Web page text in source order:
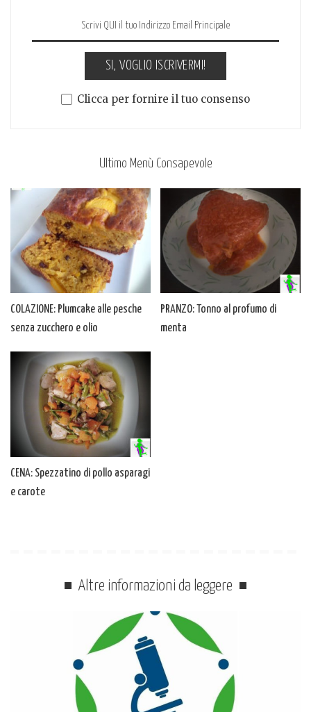
SI, VOGLIO ISCRIVERMI!
Clicca per fornire il tuo consenso
Ultimo Menù Consapevole
COLAZIONE: Plumcake alle pesche
senza zucchero e olio
PRANZO: Tonno al profumo di
menta
CENA: Spezzatino di pollo asparagi
e carote
Altre informazioni da leggere